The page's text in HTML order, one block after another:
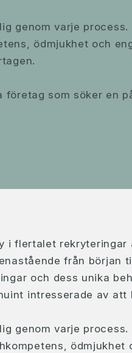
genom varje process.
ödmjukhet och
företag som söker en
i flertalet rekryteringar
från början
och dess unika
intresserade av
genom varje process.
ödmjukhet